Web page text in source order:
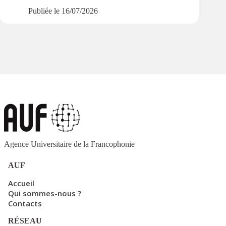
Publiée le 16/07/2026
Agence Universitaire de la Francophonie
AUF
Accueil
Qui sommes-nous ?
Contacts
RÉSEAU